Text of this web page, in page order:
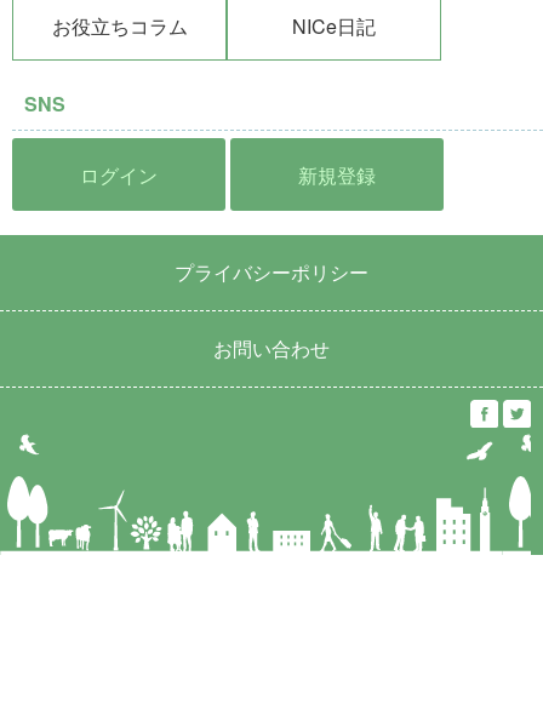
お役立ちコラム NICe日記
SNS
ログイン 新規登録
プライバシーポリシー
お問い合わせ